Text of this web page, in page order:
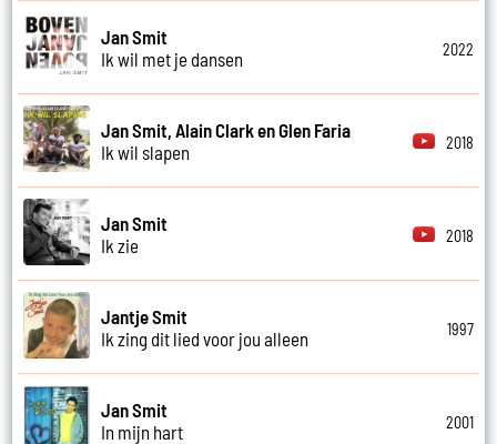
Jan Smit
Ik wil met je dansen
2022
Jan Smit, Alain Clark en Glen Faria
Ik wil slapen
2018
Jan Smit
Ik zie
2018
Jantje Smit
Ik zing dit lied voor jou alleen
1997
Jan Smit
In mijn hart
2001